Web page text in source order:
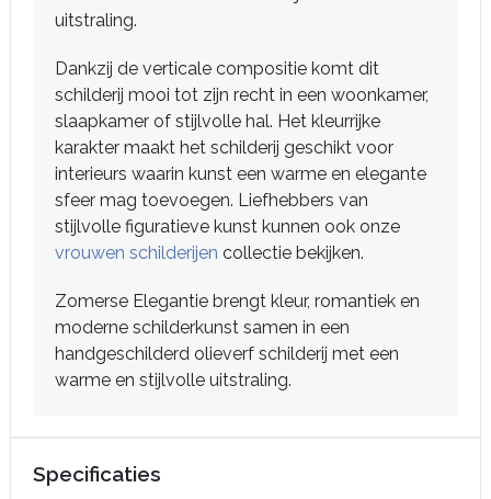
uitstraling.
Dankzij de verticale compositie komt dit
schilderij mooi tot zijn recht in een woonkamer,
slaapkamer of stijlvolle hal. Het kleurrijke
karakter maakt het schilderij geschikt voor
interieurs waarin kunst een warme en elegante
sfeer mag toevoegen. Liefhebbers van
stijlvolle figuratieve kunst kunnen ook onze
vrouwen schilderijen collectie bekijken.
Zomerse Elegantie brengt kleur, romantiek en
moderne schilderkunst samen in een
handgeschilderd olieverf schilderij met een
warme en stijlvolle uitstraling.
Specificaties